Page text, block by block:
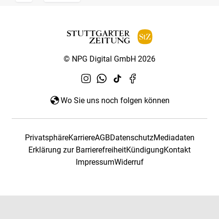
© NPG Digital GmbH 2026
Wo Sie uns noch folgen können
PrivatsphäreKarriereAGBDatenschutzMediadaten
Erklärung zur BarrierefreiheitKündigungKontakt
ImpressumWiderruf